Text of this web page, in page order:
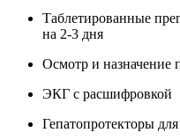
Таблетированные
на 2-3 дня
Осмотр и назначение
ЭКГ с расшифровкой
Гепатопротекторы